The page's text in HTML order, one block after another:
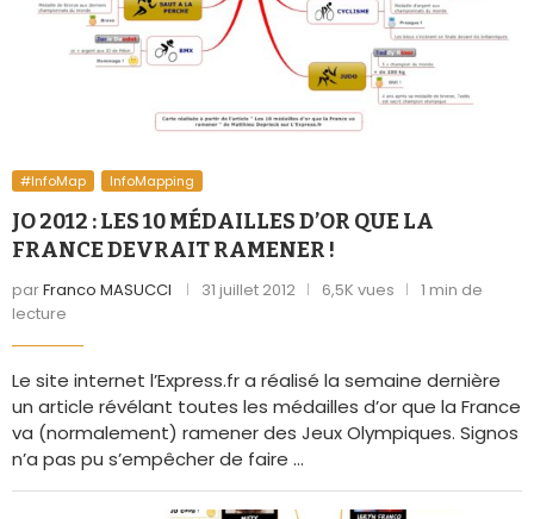
#InfoMap InfoMapping
JO 2012 : LES 10 MÉDAILLES D’OR QUE LA
FRANCE DEVRAIT RAMENER !
parFranco MASUCCI 31 juillet 2012 6,5K vues
1 min de
lecture
Le site internet l’Express.fr a réalisé la semaine dernière
un article révélant toutes les médailles d’or que la France
va (normalement) ramener des Jeux Olympiques. Signos
n’a pas pu s’empêcher de faire …